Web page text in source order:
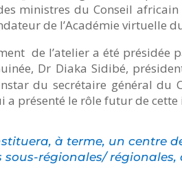
ministres du Conseil
de l’Académie virtuelle du
de l’atelier a été présidée
Dr Diaka Sidibé,
du secrétaire général du
a présenté le rôle futur de
à terme, un
régionales/